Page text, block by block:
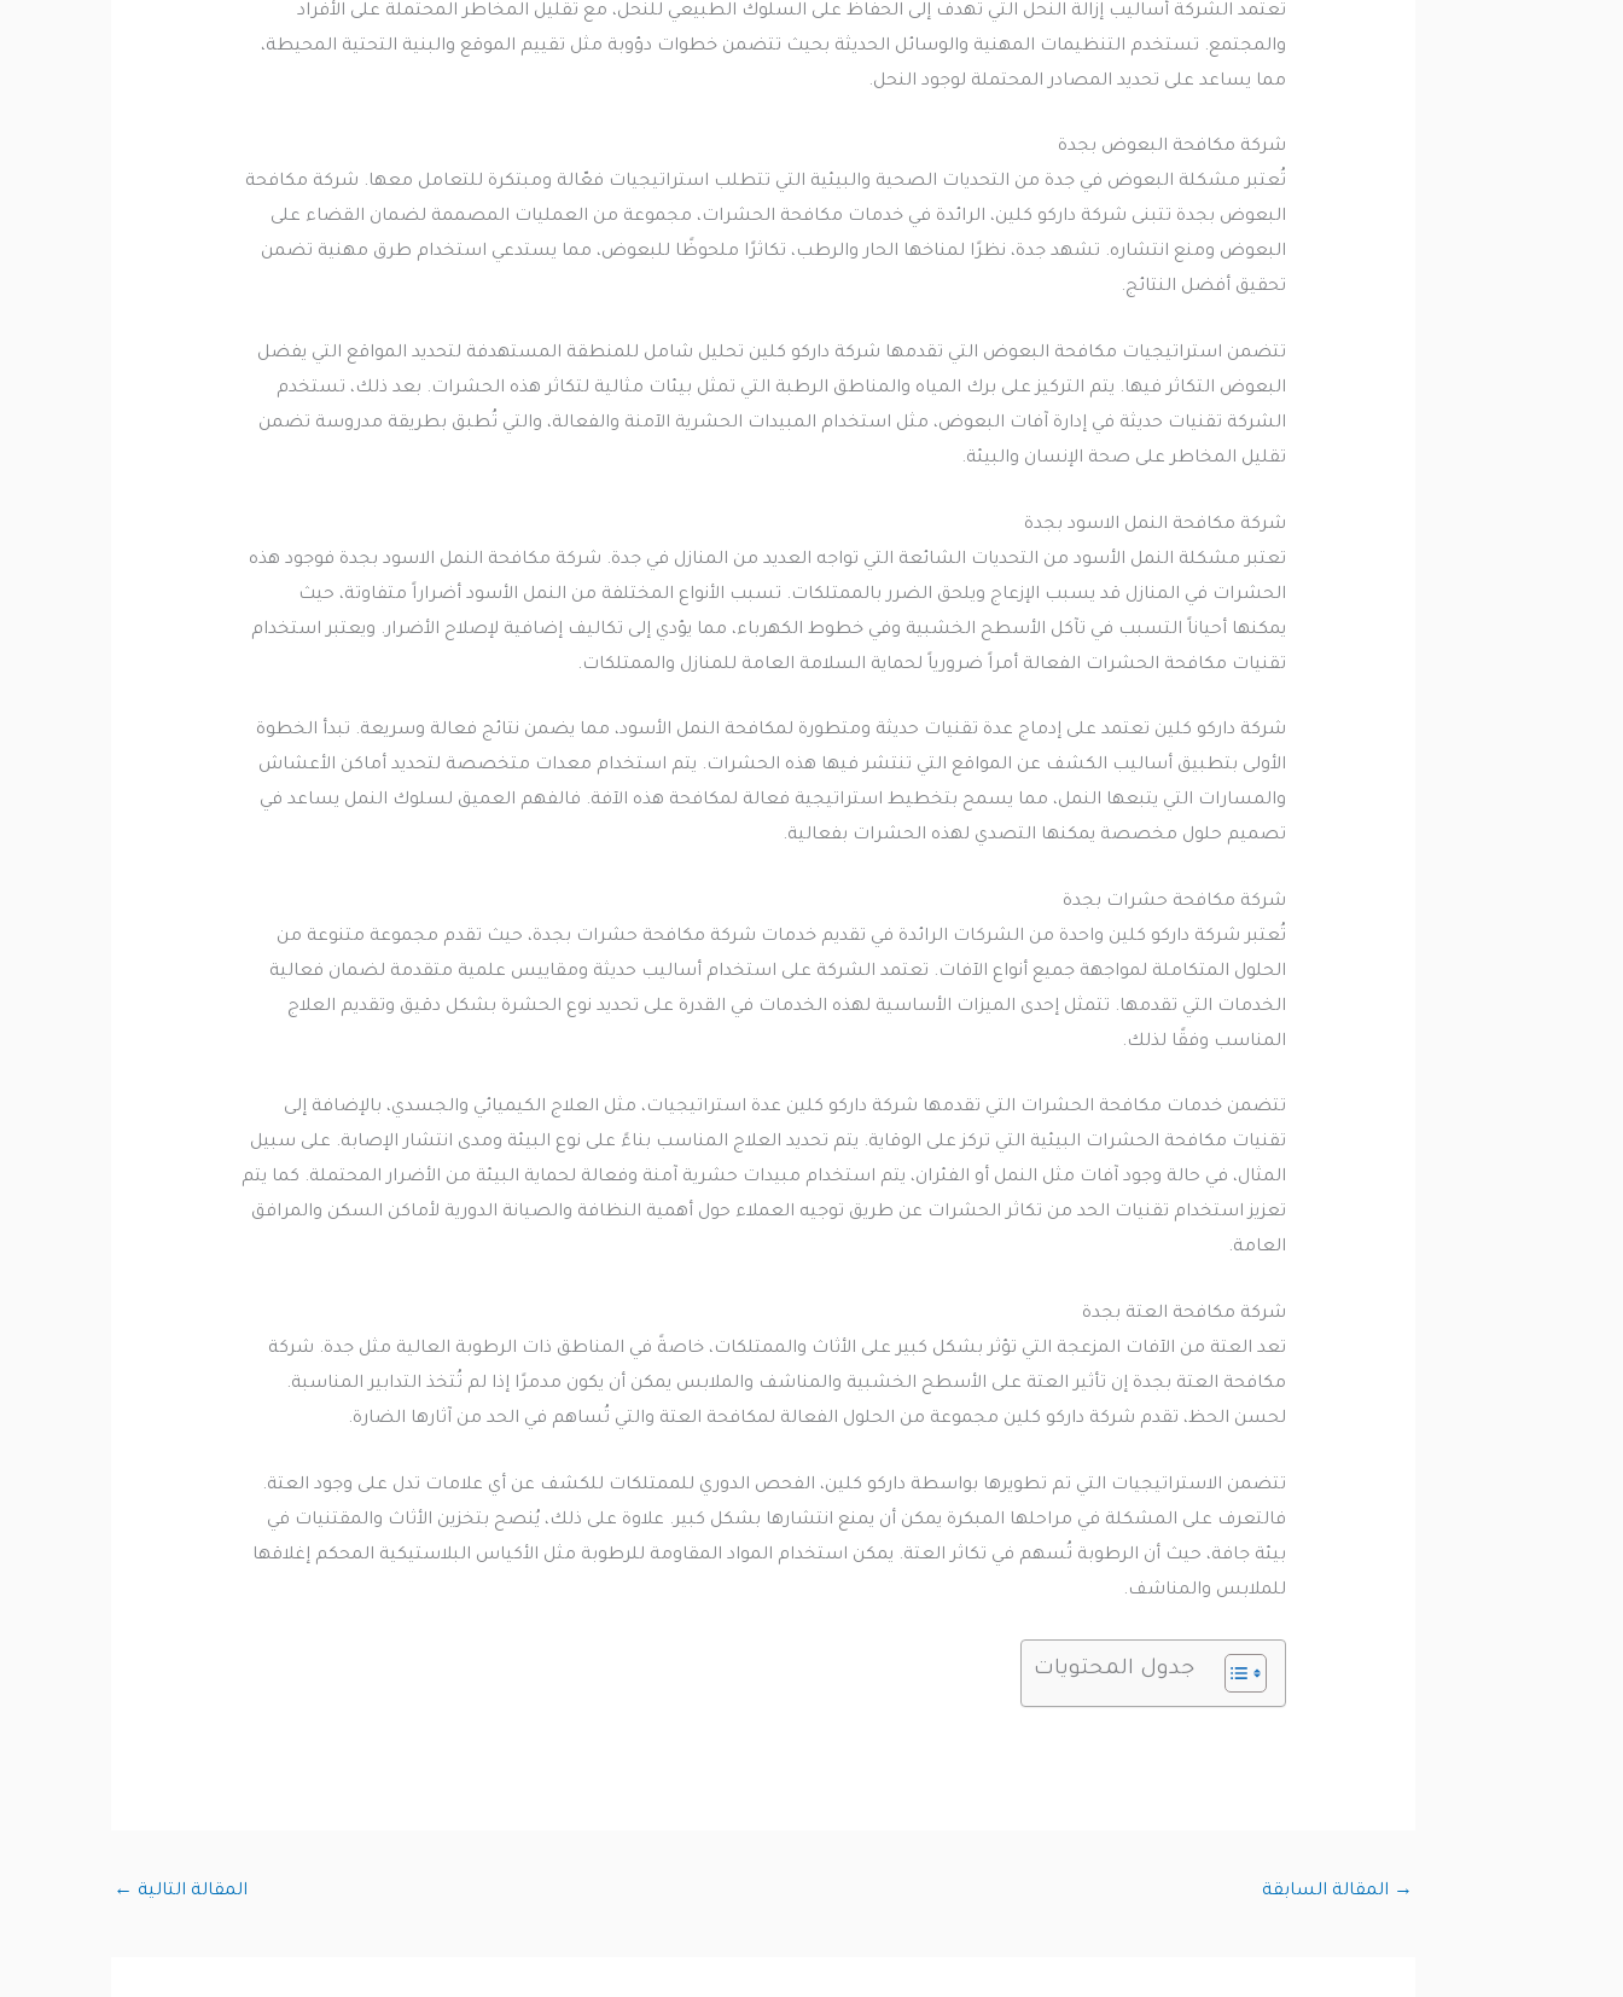
تعتمد الشركة أساليب إزالة النحل التي تهدف إلى الحفاظ على السلوك الطبيعي للنحل، مع تقليل المخاطر المحتملة على الأفراد
والمجتمع. تستخدم التنظيمات المهنية والوسائل الحديثة بحيث تتضمن خطوات دؤوبة مثل تقييم الموقع والبنية التحتية المحيطة،
مما يساعد على تحديد المصادر المحتملة لوجود النحل.
شركة مكافحة البعوض بجدة
تُعتبر مشكلة البعوض في جدة من التحديات الصحية والبيئية التي تتطلب استراتيجيات فعّالة ومبتكرة للتعامل معها. شركة مكافحة
البعوض بجدة تتبنى شركة داركو كلين، الرائدة في خدمات مكافحة الحشرات، مجموعة من العمليات المصممة لضمان القضاء على
البعوض ومنع انتشاره. تشهد جدة، نظرًا لمناخها الحار والرطب، تكاثرًا ملحوظًا للبعوض، مما يستدعي استخدام طرق مهنية تضمن
تحقيق أفضل النتائج.
تتضمن استراتيجيات مكافحة البعوض التي تقدمها شركة داركو كلين تحليل شامل للمنطقة المستهدفة لتحديد المواقع التي يفضل
البعوض التكاثر فيها. يتم التركيز على برك المياه والمناطق الرطبة التي تمثل بيئات مثالية لتكاثر هذه الحشرات. بعد ذلك، تستخدم
الشركة تقنيات حديثة في إدارة آفات البعوض، مثل استخدام المبيدات الحشرية الآمنة والفعالة، والتي تُطبق بطريقة مدروسة تضمن
تقليل المخاطر على صحة الإنسان والبيئة.
شركة مكافحة النمل الاسود بجدة
تعتبر مشكلة النمل الأسود من التحديات الشائعة التي تواجه العديد من المنازل في جدة. شركة مكافحة النمل الاسود بجدة فوجود هذه
الحشرات في المنازل قد يسبب الإزعاج ويلحق الضرر بالممتلكات. تسبب الأنواع المختلفة من النمل الأسود أضراراً متفاوتة، حيث
يمكنها أحياناً التسبب في تآكل الأسطح الخشبية وفي خطوط الكهرباء، مما يؤدي إلى تكاليف إضافية لإصلاح الأضرار. ويعتبر استخدام
تقنيات مكافحة الحشرات الفعالة أمراً ضرورياً لحماية السلامة العامة للمنازل والممتلكات.
شركة داركو كلين تعتمد على إدماج عدة تقنيات حديثة ومتطورة لمكافحة النمل الأسود، مما يضمن نتائج فعالة وسريعة. تبدأ الخطوة
الأولى بتطبيق أساليب الكشف عن المواقع التي تنتشر فيها هذه الحشرات. يتم استخدام معدات متخصصة لتحديد أماكن الأعشاش
والمسارات التي يتبعها النمل، مما يسمح بتخطيط استراتيجية فعالة لمكافحة هذه الآفة. فالفهم العميق لسلوك النمل يساعد في
تصميم حلول مخصصة يمكنها التصدي لهذه الحشرات بفعالية.
شركة مكافحة حشرات بجدة
تُعتبر شركة داركو كلين واحدة من الشركات الرائدة في تقديم خدمات شركة مكافحة حشرات بجدة، حيث تقدم مجموعة متنوعة من
الحلول المتكاملة لمواجهة جميع أنواع الآفات. تعتمد الشركة على استخدام أساليب حديثة ومقاييس علمية متقدمة لضمان فعالية
الخدمات التي تقدمها. تتمثل إحدى الميزات الأساسية لهذه الخدمات في القدرة على تحديد نوع الحشرة بشكل دقيق وتقديم العلاج
المناسب وفقًا لذلك.
تتضمن خدمات مكافحة الحشرات التي تقدمها شركة داركو كلين عدة استراتيجيات، مثل العلاج الكيميائي والجسدي، بالإضافة إلى
تقنيات مكافحة الحشرات البيئية التي تركز على الوقاية. يتم تحديد العلاج المناسب بناءً على نوع البيئة ومدى انتشار الإصابة. على سبيل
المثال، في حالة وجود آفات مثل النمل أو الفئران، يتم استخدام مبيدات حشرية آمنة وفعالة لحماية البيئة من الأضرار المحتملة. كما يتم
تعزيز استخدام تقنيات الحد من تكاثر الحشرات عن طريق توجيه العملاء حول أهمية النظافة والصيانة الدورية لأماكن السكن والمرافق
العامة.
شركة مكافحة العتة بجدة
تعد العتة من الآفات المزعجة التي تؤثر بشكل كبير على الأثاث والممتلكات، خاصةً في المناطق ذات الرطوبة العالية مثل جدة. شركة
مكافحة العتة بجدة إن تأثير العتة على الأسطح الخشبية والمناشف والملابس يمكن أن يكون مدمرًا إذا لم تُتخذ التدابير المناسبة.
لحسن الحظ، تقدم شركة داركو كلين مجموعة من الحلول الفعالة لمكافحة العتة والتي تُساهم في الحد من آثارها الضارة.
تتضمن الاستراتيجيات التي تم تطويرها بواسطة داركو كلين، الفحص الدوري للممتلكات للكشف عن أي علامات تدل على وجود العتة.
فالتعرف على المشكلة في مراحلها المبكرة يمكن أن يمنع انتشارها بشكل كبير. علاوة على ذلك، يُنصح بتخزين الأثاث والمقتنيات في
بيئة جافة، حيث أن الرطوبة تُسهم في تكاثر العتة. يمكن استخدام المواد المقاومة للرطوبة مثل الأكياس البلاستيكية المحكم إغلاقها
للملابس والمناشف.
جدول المحتويات
→ المقالة السابقة المقالة التالية ←